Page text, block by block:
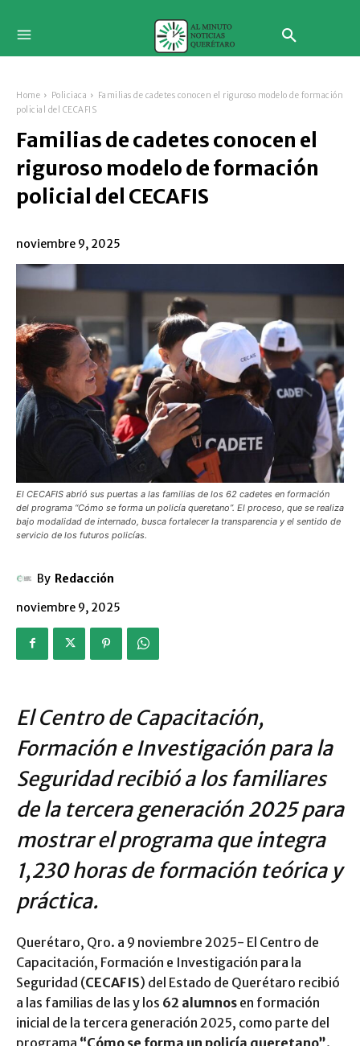
Home Policiaca
Familias de cadetes conocen el riguroso modelo de formación
policial del CECAFIS
Familias de cadetes conocen el
riguroso modelo de formación
policial del CECAFIS
noviembre 9, 2025
El CECAFIS abrió sus puertas a las familias de los 62 cadetes en formación
del programa “Cómo se forma un policía queretano”. El proceso, que se realiza
bajo modalidad de internado, busca fortalecer la transparencia y el sentido de
servicio de los futuros policías.
By Redacción
noviembre 9, 2025
El Centro de Capacitación,
Formación e Investigación para la
Seguridad recibió a los familiares
de la tercera generación 2025 para
mostrar el programa que integra
1,230 horas de formación teórica y
práctica.
Querétaro, Qro. a 9 noviembre 2025- El Centro de
Capacitación, Formación e Investigación para la
Seguridad (CECAFIS) del Estado de Querétaro recibió
a las familias de las y los 62 alumnos en formación
inicial de la tercera generación 2025, como parte del
programa “Cómo se forma un policía queretano”.